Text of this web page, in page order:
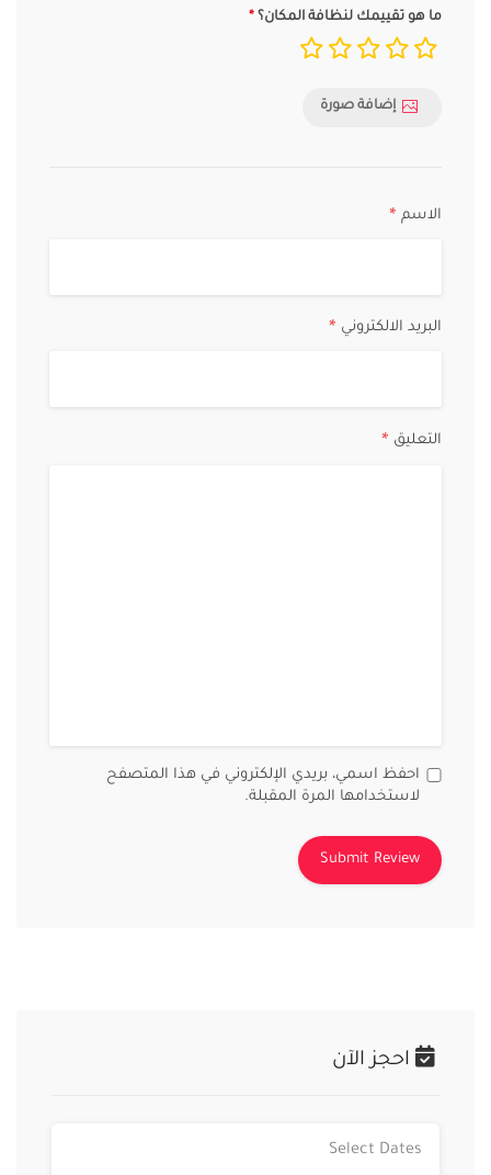
ما هو تقييمك لنظافة المكان؟
إضافة صورة
الاسم *
البريد الالكتروني *
التعليق *
احفظ اسمي، بريدي الإلكتروني في هذا المتصفح
لاستخدامها المرة المقبلة.
احجز الآن